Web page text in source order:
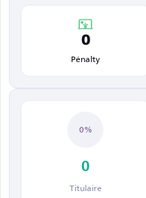
0
Pénalty
0%
0
Titulaire